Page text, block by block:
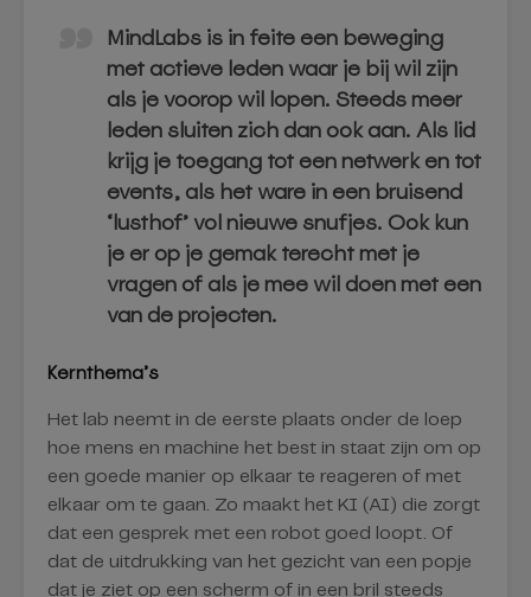
MindLabs is in feite een beweging
met actieve leden waar je bij wil zijn
als je voorop wil lopen. Steeds meer
leden sluiten zich dan ook aan. Als lid
krijg je toegang tot een netwerk en tot
events, als het ware in een bruisend
‘lusthof’ vol nieuwe snufjes. Ook kun
je er op je gemak terecht met je
vragen of als je mee wil doen met een
van de projecten.
Kernthema’s
Het lab neemt in de eerste plaats onder de loep
hoe mens en machine het best in staat zijn om op
een goede manier op elkaar te reageren of met
elkaar om te gaan. Zo maakt het KI (AI) die zorgt
dat een gesprek met een robot goed loopt. Of
dat de uitdrukking van het gezicht van een popje
dat je ziet op een scherm of in een bril steeds